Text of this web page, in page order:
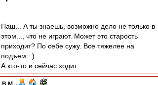
Паш... А ты знаешь, возможно дело не только в
этом..., что не играют. Может это старость
приходит? По себе сужу. Все тяжелее на
подъем. :)
А кто-то и сейчас ходит.